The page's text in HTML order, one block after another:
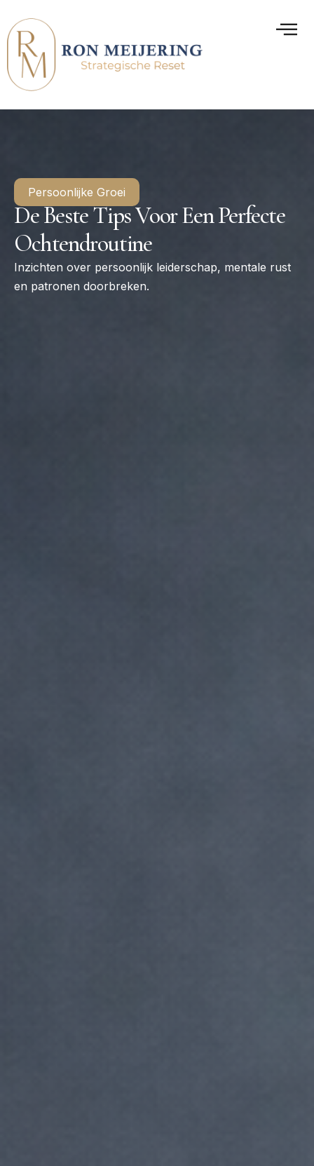
Persoonlijke Groei
De Beste Tips Voor Een Perfecte
Ochtendroutine
Inzichten over persoonlijk leiderschap, mentale rust
en patronen doorbreken.